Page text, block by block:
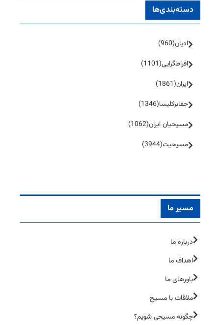
دسته‌بندی‌ها
ادیان(960)
افراط‌گرایی(1101)
ایران(1861)
جفا‌بر‌کلیسا(1346)
مسیحیان ایران(1062)
مسیحیت(3944)
مسیر ما
درباره ما
اهداف ما
باورهای ما
ملاقات با مسیح
چگونه مسیحی شویم؟